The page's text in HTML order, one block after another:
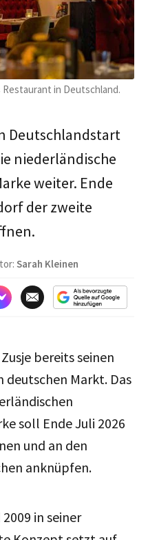
in Deutschland.
Deutschlandstart
niederländische
weiter. Ende
der zweite
Sarah Kleinen
bereits seinen
Markt. Das
soll Ende Juli 2026
und an den
anknüpfen.
in seiner